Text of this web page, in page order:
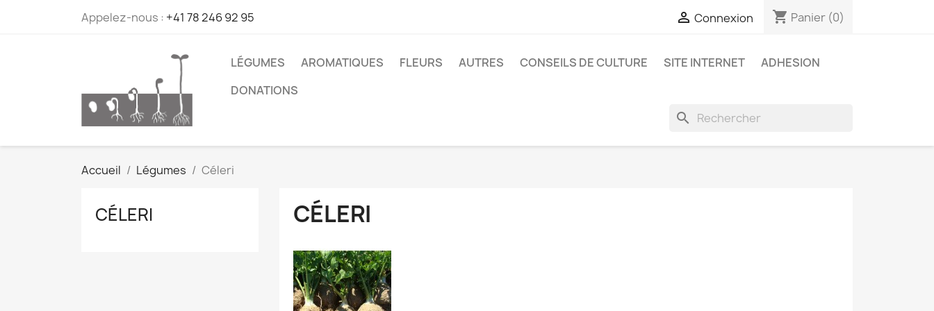
Appelez-nous : +41 78 246 92 95  Connexion shopping_cart Panier (0)
LÉGUMES AROMATIQUES FLEURS AUTRES CONSEILS DE CULTURE SITE INTERNET
ADHESION
DONATIONS
search
Accueil Légumes Céleri
CÉLERI CÉLERI